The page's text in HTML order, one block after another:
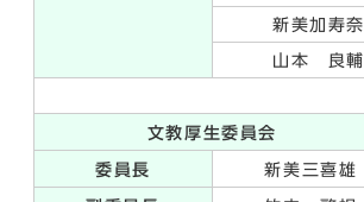
新美加寿奈
山本 良輔
文教厚生委員会
委員長 新美三喜雄